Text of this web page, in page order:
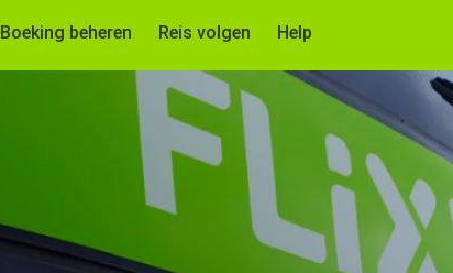
Boeking beheren Reis volgen Help